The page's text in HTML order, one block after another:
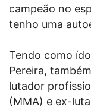
campeão no
tenho uma
Tendo como
Pereira,
lutador
(MMA) e ex-